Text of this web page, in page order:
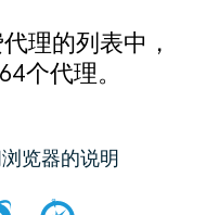
理的列表中，
个代理。
览器的说明